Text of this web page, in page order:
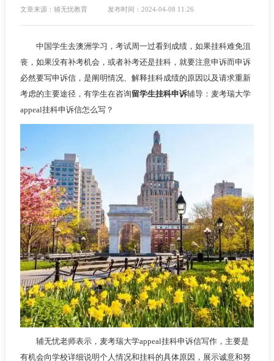
文章来源：辅无忧教育 发布时间：2024-04-08 11:26
中国学生去澳洲学习，考试周一过看到成绩，如果挂科难免沮
丧，如果没有补考机会，或者补考还是挂科，就要注意申诉而申诉
必然要写申诉信，是阐明情况、解释挂科成绩的原因以及请求重新
考虑的主要途径，有学生在咨询留学生挂科申诉辅导：麦考瑞大学
appeal挂科申诉信怎么写？
辅无忧老师表示，麦考瑞大学appeal挂科申诉信写作，主要是
有机会向学校详细说明个人情况和挂科的具体原因，展示诚意和努